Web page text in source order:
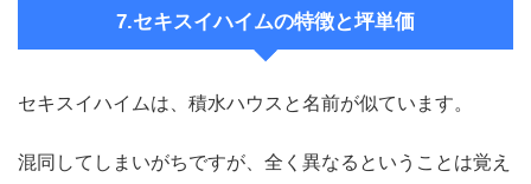
7.セキスイハイムの特徴と坪単価
セキスイハイムは、積水ハウスと名前が似ています。
混同してしまいがちですが、全く異なるということは覚え